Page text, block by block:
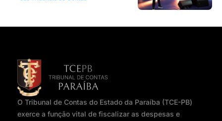
O Tribunal de Contas do Estado da Paraíba (TCE-PB)
exerce a função vital de fiscalizar as despesas e